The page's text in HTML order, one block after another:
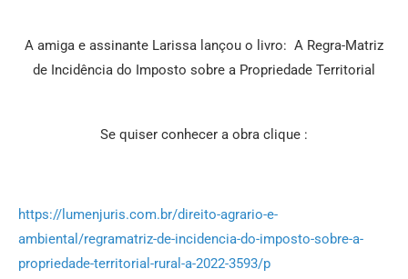
A amiga e assinante Larissa lançou o livro: A Regra-Matriz
de Incidência do Imposto sobre a Propriedade Territorial
Se quiser conhecer a obra clique :
https://lumenjuris.com.br/direito-agrario-e-
ambiental/regramatriz-de-incidencia-do-imposto-sobre-a-
propriedade-territorial-rural-a-2022-3593/p